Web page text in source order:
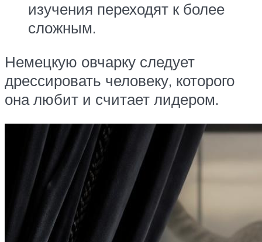
изучения переходят к более
сложным.
Немецкую овчарку следует
дрессировать человеку, которого
она любит и считает лидером.